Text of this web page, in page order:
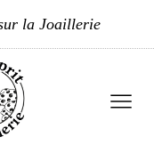
la Joaillerie